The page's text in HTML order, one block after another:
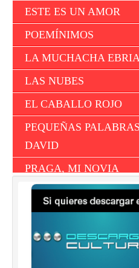
ESTE ES UN AMOR
POEMÍNIMOS
LA MUCHACHA EBRIA
LAS NUBES
EL CABALLO ROJO
PEQUEÑAS
DAVID
PRAGA, MI NOVIA
SÍLABAS POR EL
KAFKA
AVENIDA JUÁREZ